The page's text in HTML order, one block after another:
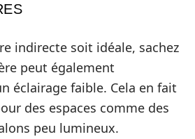
indirecte soit idéale, sachez
peut également
éclairage faible. Cela en fait
des espaces comme des
peu lumineux.